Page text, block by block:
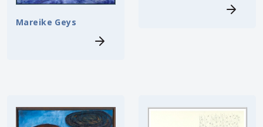
Mareike Geys